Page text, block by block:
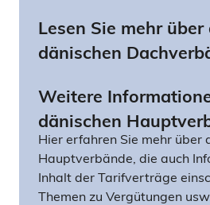
Lesen Sie mehr über
dänischen
Weitere
dänischen
Hier erfahren Sie mehr über
Hauptverbände, die auch
Inhalt der Tarifverträge
Themen zu Vergütungen